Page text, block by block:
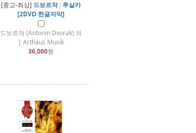
[중고-최상] 드보르작 : 루살카
[2DVD 한글자막]
드보르작 (Antonin Dvorak) 외
| Arthaus Musik
36,000원